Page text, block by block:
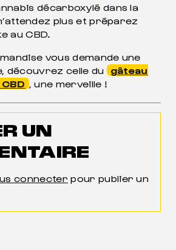
décarboxylé dans la
plus et préparez
au CBD.
vous demande une
découvrez celle du
gâteau
, une merveille !
UN
connecter pour publier un